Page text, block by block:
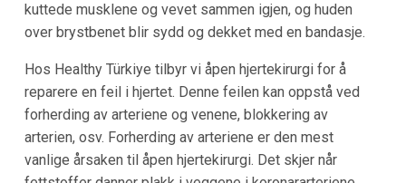
kuttede musklene og vevet sammen igjen, og huden
over brystbenet blir sydd og dekket med en bandasje.
Hos Healthy Türkiye tilbyr vi åpen hjertekirurgi for å
reparere en feil i hjertet. Denne feilen kan oppstå ved
forherding av arteriene og venene, blokkering av
arterien, osv. Forherding av arteriene er den mest
vanlige årsaken til åpen hjertekirurgi. Det skjer når